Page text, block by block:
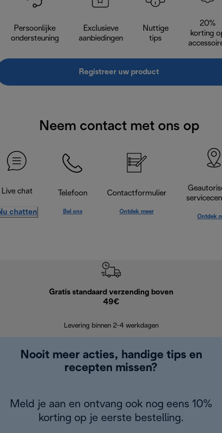
Persoonlijke
ondersteuning
Exclusieve
aanbiedingen
Nuttige
tips
20%
korting
Registreer uw product
Neem contact met ons op
Live chat
chatten
Telefoon
Bel ons
Contactformulier
Ontdek meer
Ontdek
Gratis standaard verzending boven
49€
Levering binnen 2-4 werkdagen
Nooit meer acties, handige tips en
recepten missen?
Meld je aan en ontvang ook nog eens 10%
korting op je eerste bestelling.